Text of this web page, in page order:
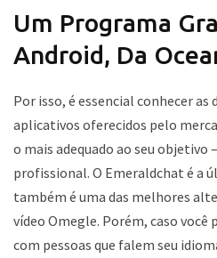
Um Programa
Android, Da
Por isso, é essencial conhecer
aplicativos oferecidos pelo
o mais adequado ao seu objetivo
profissional. O Emeraldchat é a
também é uma das melhores
vídeo Omegle. Porém, caso você
com pessoas que falem seu